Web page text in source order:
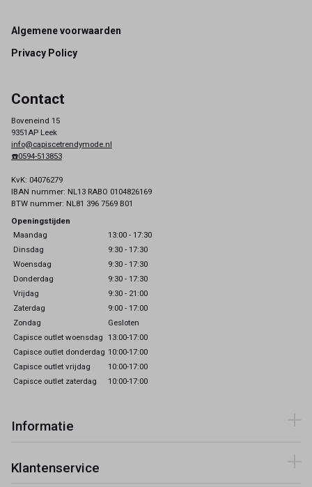
Footer
Algemene voorwaarden
Privacy Policy
Contact
Boveneind 15
9351AP Leek
info@capiscetrendymode.nl
☎️0594-513853
KvK: 04076279
IBAN nummer: NL13 RABO 0104826169
BTW nummer: NL81 396 7569 B01
Openingstijden
Maandag
13:00 - 17:30
Dinsdag
9:30 - 17:30
Woensdag
9:30 - 17:30
Donderdag
9:30 - 17:30
Vrijdag
9:30 - 21:00
Zaterdag
9:00 - 17:00
Zondag
Gesloten
Capisce outlet woensdag 13:00-17:00
Capisce outlet donderdag 10:00-17:00
Capisce outlet vrijdag
10:00-17:00
Capisce outlet zaterdag
10:00-17:00
Informatie
Klantenservice